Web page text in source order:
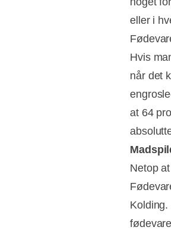
eller i
Hvis
når det
at 64
Netop